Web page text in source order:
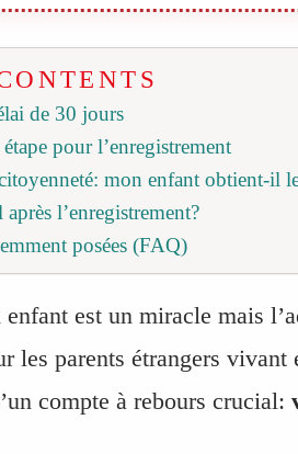
de 30 jours
pour l’enregistrement
mon enfant obtient-il
après l’enregistrement?
posées (FAQ)
enfant est un miracle mais
les parents étrangers
compte à rebours crucial: